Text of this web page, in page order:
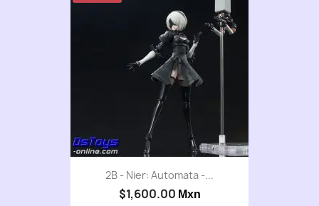
2B - Nier: Automata -...
$1,600.00 Mxn